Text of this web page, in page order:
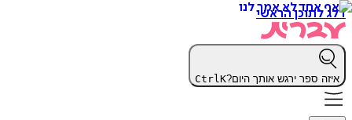
דלג לתוכן הראשי
איזה ספר ירגש אותך היום? CtrlK